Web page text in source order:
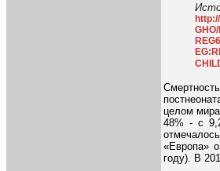
целом
48% - с
«Европа»
году). В